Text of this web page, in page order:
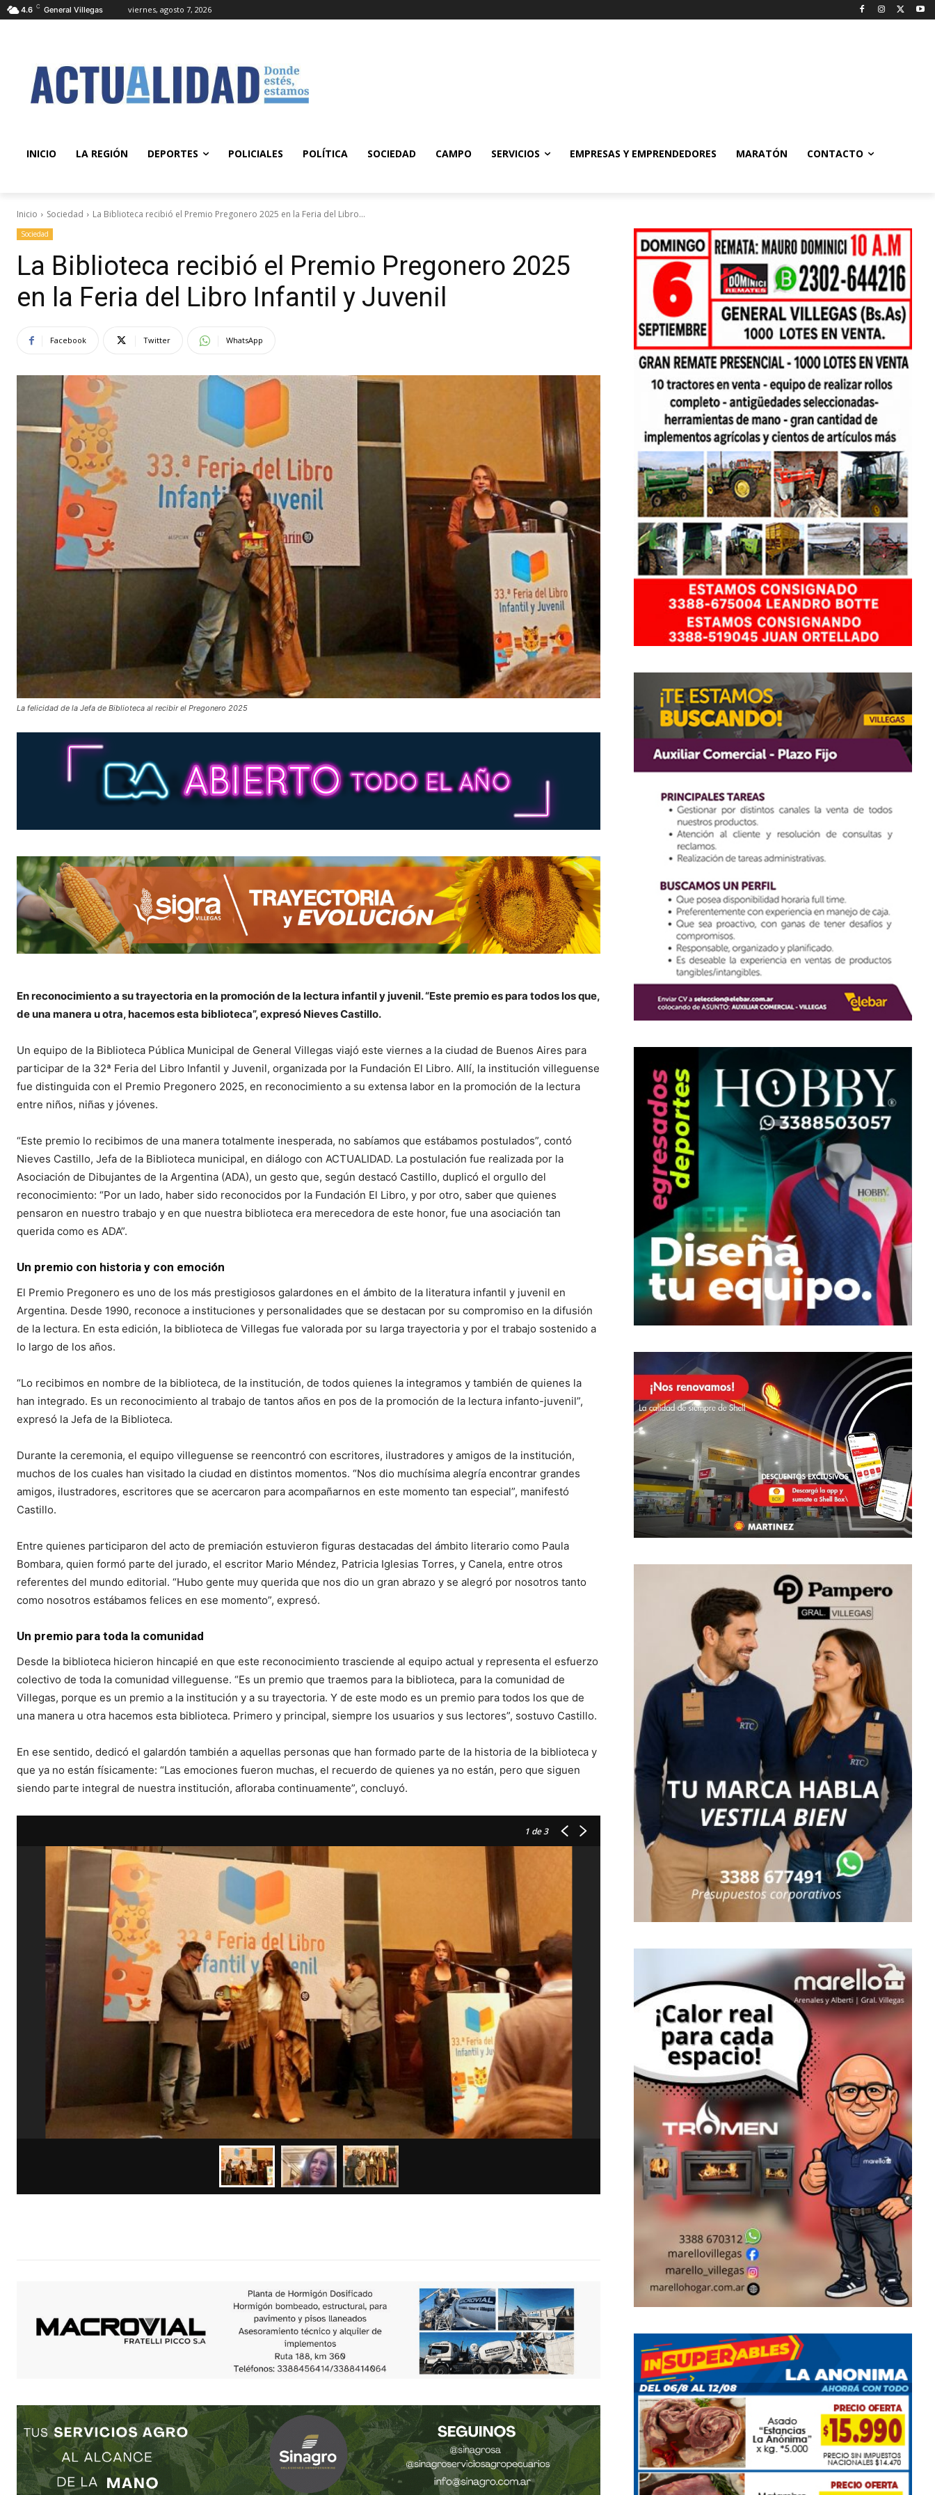
4.6 C General Villegas viernes, agosto 7, 2026
INICIO LA REGIÓN DEPORTES POLICIALES POLÍTICA SOCIEDAD CAMPO SERVICIOS EMPRESAS Y EMPRENDEDORES MARATÓN CONTACTO
Inicio Sociedad La Biblioteca recibió el Premio Pregonero 2025 en la Feria del Libro...
Sociedad
La Biblioteca recibió el Premio Pregonero 2025
en la Feria del Libro Infantil y Juvenil
Facebook Twitter WhatsApp
La felicidad de la Jefa de Biblioteca al recibir el Pregonero 2025
En reconocimiento a su trayectoria en la promoción de la lectura infantil y juvenil. “Este premio es para todos los que,
de una manera u otra, hacemos esta biblioteca”, expresó Nieves Castillo.
Un equipo de la Biblioteca Pública Municipal de General Villegas viajó este viernes a la ciudad de Buenos Aires para
participar de la 32ª Feria del Libro Infantil y Juvenil, organizada por la Fundación El Libro. Allí, la institución villeguense
fue distinguida con el Premio Pregonero 2025, en reconocimiento a su extensa labor en la promoción de la lectura
entre niños, niñas y jóvenes.
“Este premio lo recibimos de una manera totalmente inesperada, no sabíamos que estábamos postulados”, contó
Nieves Castillo, Jefa de la Biblioteca municipal, en diálogo con ACTUALIDAD. La postulación fue realizada por la
Asociación de Dibujantes de la Argentina (ADA), un gesto que, según destacó Castillo, duplicó el orgullo del
reconocimiento: “Por un lado, haber sido reconocidos por la Fundación El Libro, y por otro, saber que quienes
pensaron en nuestro trabajo y en que nuestra biblioteca era merecedora de este honor, fue una asociación tan
querida como es ADA”.
Un premio con historia y con emoción
El Premio Pregonero es uno de los más prestigiosos galardones en el ámbito de la literatura infantil y juvenil en
Argentina. Desde 1990, reconoce a instituciones y personalidades que se destacan por su compromiso en la difusión
de la lectura. En esta edición, la biblioteca de Villegas fue valorada por su larga trayectoria y por el trabajo sostenido a
lo largo de los años.
“Lo recibimos en nombre de la biblioteca, de la institución, de todos quienes la integramos y también de quienes la
han integrado. Es un reconocimiento al trabajo de tantos años en pos de la promoción de la lectura infanto-juvenil”,
expresó la Jefa de la Biblioteca.
Durante la ceremonia, el equipo villeguense se reencontró con escritores, ilustradores y amigos de la institución,
muchos de los cuales han visitado la ciudad en distintos momentos. “Nos dio muchísima alegría encontrar grandes
amigos, ilustradores, escritores que se acercaron para acompañarnos en este momento tan especial”, manifestó
Castillo.
Entre quienes participaron del acto de premiación estuvieron figuras destacadas del ámbito literario como Paula
Bombara, quien formó parte del jurado, el escritor Mario Méndez, Patricia Iglesias Torres, y Canela, entre otros
referentes del mundo editorial. “Hubo gente muy querida que nos dio un gran abrazo y se alegró por nosotros tanto
como nosotros estábamos felices en ese momento”, expresó.
Un premio para toda la comunidad
Desde la biblioteca hicieron hincapié en que este reconocimiento trasciende al equipo actual y representa el esfuerzo
colectivo de toda la comunidad villeguense. “Es un premio que traemos para la biblioteca, para la comunidad de
Villegas, porque es un premio a la institución y a su trayectoria. Y de este modo es un premio para todos los que de
una manera u otra hacemos esta biblioteca. Primero y principal, siempre los usuarios y sus lectores”, sostuvo Castillo.
En ese sentido, dedicó el galardón también a aquellas personas que han formado parte de la historia de la biblioteca y
que ya no están físicamente: “Las emociones fueron muchas, el recuerdo de quienes ya no están, pero que siguen
siendo parte integral de nuestra institución, afloraba continuamente”, concluyó.
1 de 3